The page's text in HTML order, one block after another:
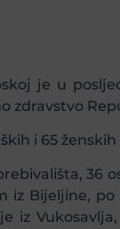
je u
zdravstvo
i 65
36
iz Bijeljine,
iz